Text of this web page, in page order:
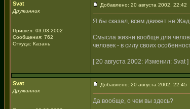
Svat
Дружинник
Пришел: 03.03.2002
Сообщения: 762
Откуда: Казань
Добавлено: 20 августа 2002, 22:42
Я бы сказал, всем движет не
Смысла жизни вообще для
человек - в силу своих
[ 20 августа 2002: Изменил: Svat ]
Svat
Дружинник
Добавлено: 20 августа 2002, 22:45
Да вообще, о чем вы здесь?